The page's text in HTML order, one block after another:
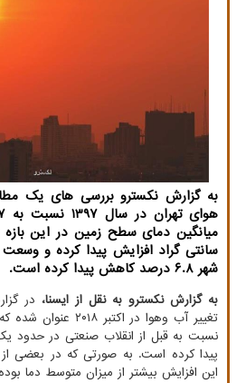
به گزارش نکسترو بررسی های یک
میانگین دمای سطح زمین در این بازه
سانتی گراد افزایش پیدا کرده و
شهر ۶.۸ درصد کاهش پیدا کرده است.
به گزارش نکسترو به نقل از ایسنا، در
نسبت به قبل از انقلاب صنعتی در حدود
پیدا کرده است. به صورتی که در بعضی
این افزایش بیشتر از میزان متوسط دما